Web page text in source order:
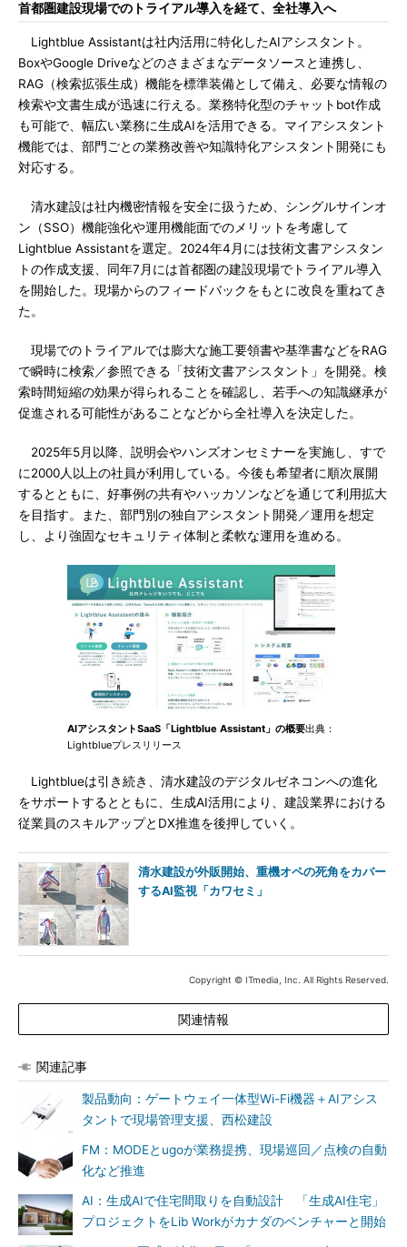
首都圏建設現場でのトライアル導入を経て、全社導入へ
Lightblue Assistantは社内活用に特化したAIアシスタント。
BoxやGoogle Driveなどのさまざまなデータソースと連携し、
RAG（検索拡張生成）機能を標準装備として備え、必要な情報の
検索や文書生成が迅速に行える。業務特化型のチャットbot作成
も可能で、幅広い業務に生成AIを活用できる。マイアシスタント
機能では、部門ごとの業務改善や知識特化アシスタント開発にも
対応する。
清水建設は社内機密情報を安全に扱うため、シングルサインオ
ン（SSO）機能強化や運用機能面でのメリットを考慮して
Lightblue Assistantを選定。2024年4月には技術文書アシスタン
トの作成支援、同年7月には首都圏の建設現場でトライアル導入
を開始した。現場からのフィードバックをもとに改良を重ねてき
た。
現場でのトライアルでは膨大な施工要領書や基準書などをRAG
で瞬時に検索／参照できる「技術文書アシスタント」を開発。検
索時間短縮の効果が得られることを確認し、若手への知識継承が
促進される可能性があることなどから全社導入を決定した。
2025年5月以降、説明会やハンズオンセミナーを実施し、すで
に2000人以上の社員が利用している。今後も希望者に順次展開
するとともに、好事例の共有やハッカソンなどを通じて利用拡大
を目指す。また、部門別の独自アシスタント開発／運用を想定
し、より強固なセキュリティ体制と柔軟な運用を進める。
AIアシスタントSaaS「Lightblue Assistant」の概要出典：
Lightblueプレスリリース
Lightblueは引き続き、清水建設のデジタルゼネコンへの進化
をサポートするとともに、生成AI活用により、建設業界における
従業員のスキルアップとDX推進を後押していく。
清水建設が外販開始、重機オペの死角をカバー
するAI監視「カワセミ」
Copyright © ITmedia, Inc. All Rights Reserved.
関連情報
関連記事
製品動向：ゲートウェイ一体型Wi-Fi機器＋AIアシス
タントで現場管理支援、西松建設
FM：MODEとugoが業務提携、現場巡回／点検の自動
化など推進
AI：生成AIで住宅間取りを自動設計 「生成AI住宅」
プロジェクトをLib Workがカナダのベンチャーと開始